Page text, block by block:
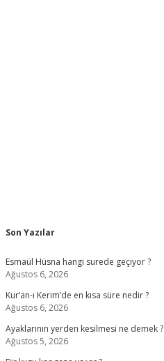
Sidebar
Son Yazılar
Esmaül Hüsna hangi surede geçiyor ?
Ağustos 6, 2026
Kur’an-ı Kerim’de en kısa süre nedir ?
Ağustos 6, 2026
Ayaklarının yerden kesilmesi ne demek ?
Ağustos 5, 2026